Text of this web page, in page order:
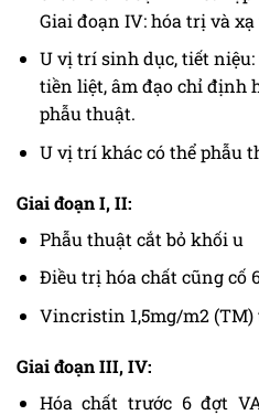
Giai đoạn IV: hóa trị và
U vị trí sinh dục, tiết
tiền liệt, âm đạo chỉ định
phẫu thuật.
U vị trí khác có thể phẫu
Giai đoạn I, II:
Phẫu thuật cắt bỏ khối u
Điều trị hóa chất cũng cố
Vincristin 1,5mg/m2
Giai đoạn III, IV:
Hóa chất trước 6 đợt